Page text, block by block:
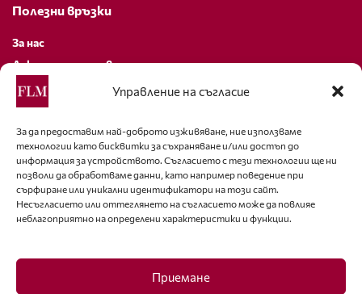
Управление на съгласие
За да предоставим най-доброто изживяване, ние използваме
технологии като бисквитки за съхраняване и/или достъп до
информация за устройството. Съгласието с тези технологии ще ни
позволи да обработваме данни, като например поведение при
сърфиране или уникални идентификатори на този сайт.
Несъгласието или оттеглянето на съгласието може да повлияе
неблагоприятно на определени характеристики и функции.
Приемане
Полезни връзки
За нас
Декларация за поверителност
Политика за бисквитки
За контакти
editor@fashion-lifestyle.net
+359 88 227 33 47
Последвайте ни
Facebook